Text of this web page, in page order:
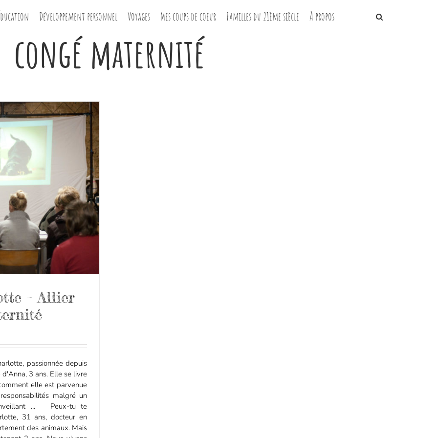
Développement personnel Voyages Mes coups de coeur Familles du 21ème siècle À propos
congé maternité
– Allier
passionnée depuis
3 ans. Elle se livre
elle est parvenue
malgré un
... Peux-tu te
31 ans, docteur en
des animaux. Mais